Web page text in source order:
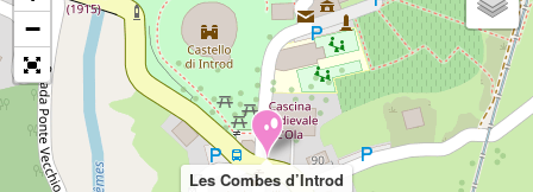
Les Combes d’Introd
−